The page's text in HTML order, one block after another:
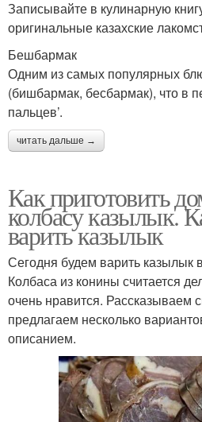
Записывайте в кулинарную
оригинальные казахские
Бешбармак
Одним из самых популярных
(бишбармак, бесбармак), что в
пальцев’.
читать дальше →
Как приготовить
колбасу казылык.
варить казылык
Сегодня будем варить казылык
Колбаса из конины считается
очень нравится. Рассказываем
предлагаем несколько
описанием.